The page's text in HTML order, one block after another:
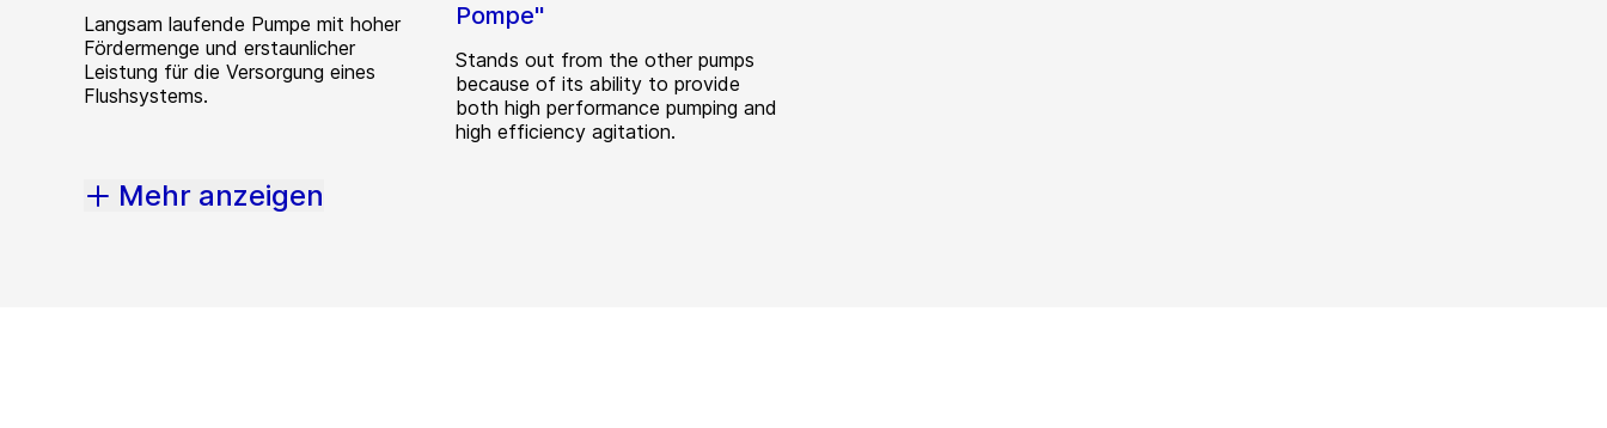
Langsam laufende Pumpe mit hoher
Fördermenge und erstaunlicher
Leistung für die Versorgung eines
Flushsystems.
Pompe"
Stands out from the other pumps
because of its ability to provide
both high performance pumping and
high efficiency agitation.
Mehr anzeigen